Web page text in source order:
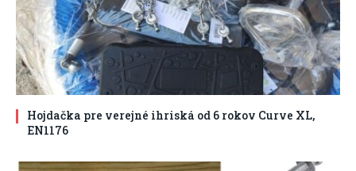
Hojdačka pre verejné ihriská od 6 rokov Curve XL,
EN1176